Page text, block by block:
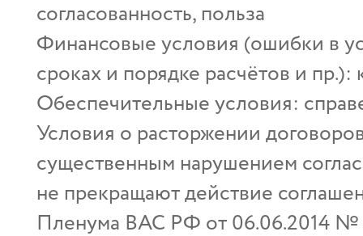
согласованность, польза
Финансовые условия (ошибки в
сроках и порядке расчётов и пр.):
Обеспечительные условия:
Условия о расторжении
существенным нарушением
не прекращают действие
Пленума ВАС РФ от 06.06.2014 №